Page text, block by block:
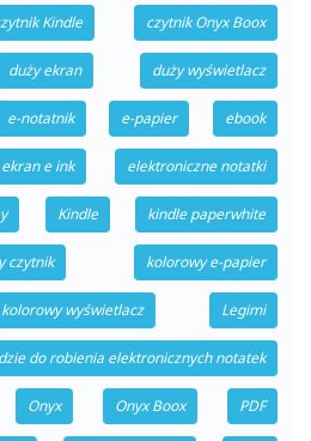
Kindle czytnik Onyx Boox
duży ekran duży wyświetlacz
e-notatnik e-papier ebook
ekran e ink elektroniczne notatki
Kindle kindle paperwhite
czytnik kolorowy e-papier
kolorowy wyświetlacz Legimi
do robienia elektronicznych notatek
Onyx Onyx Boox PDF